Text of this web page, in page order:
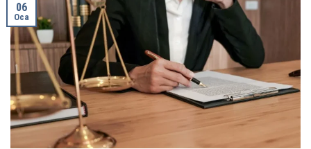
06
Oca